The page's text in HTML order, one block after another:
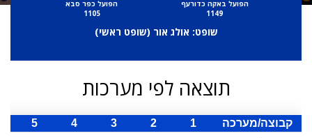
הפועל באקה כדורעף
1149
הפועל כפר סבא
1105
שופט: אולג אור (שופט ראשי)
תוצאה לפי מערכות
קבוצה/מערכה 1
2
3
4
5